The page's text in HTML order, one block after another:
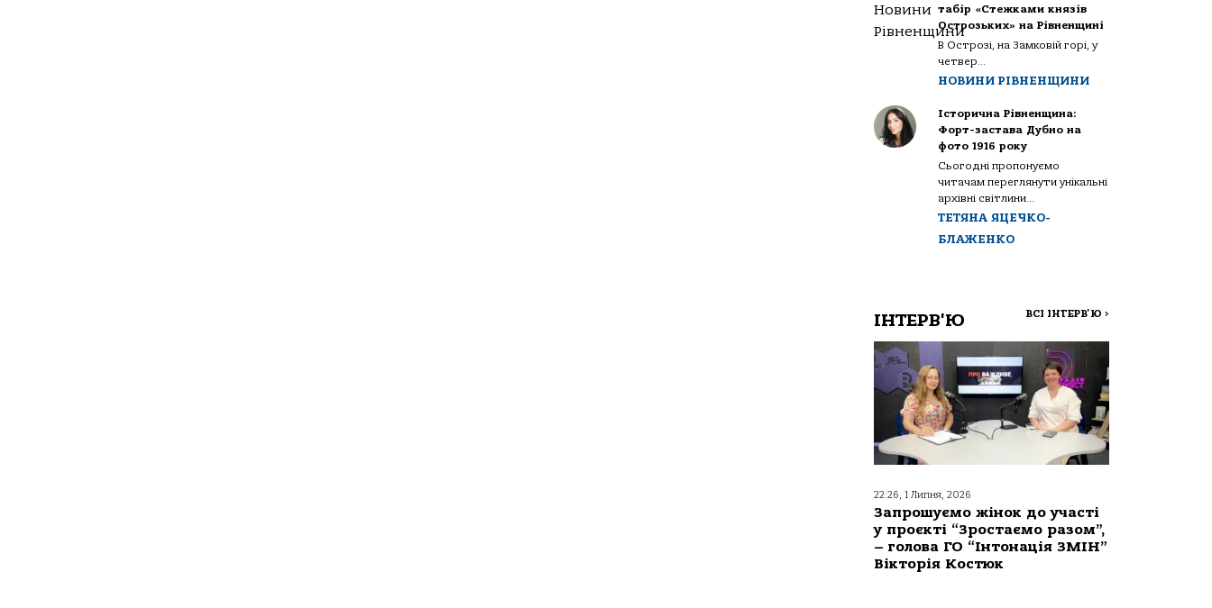
табір «Стежками князів
Острозьких» на Рівненщині
В Острозі, на Замковій горі, у
четвер...
НОВИНИ РІВНЕНЩИНИ
Історична Рівненщина:
Форт-застава Дубно на
фото 1916 року
Сьогодні пропонуємо
читачам переглянути унікальні
архівні світлини...
ТЕТЯНА ЯЦЕЧКО-
БЛАЖЕНКО
ІНТЕРВ'Ю ВСІ ІНТЕРВ'Ю >
22:26, 1 Липня, 2026
Запрошуємо жінок до участі
у проєкті “Зростаємо разом”,
– голова ГО “Інтонація ЗМІН”
Вікторія Костюк